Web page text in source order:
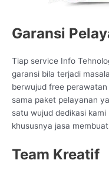
Garansi
Tiap service Info
garansi bila terjadi
berwujud free
sama paket pelayanan
satu wujud dedikasi
khususnya jasa
Team Kreatif